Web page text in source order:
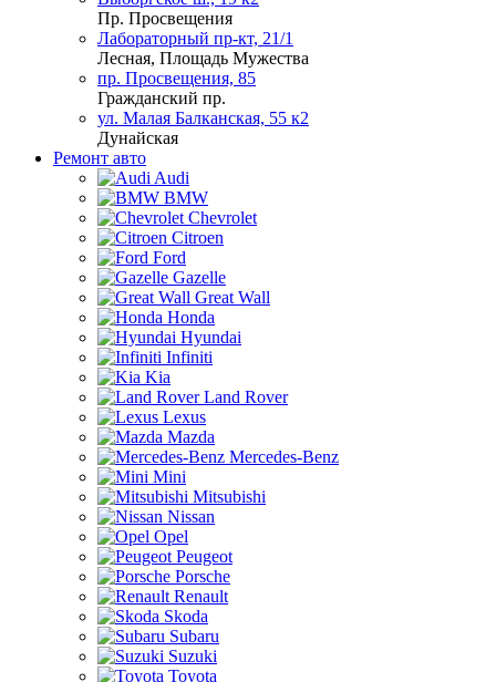
Пр. Просвещения
Лабораторный пр-кт, 21/1
Лесная, Площадь Мужества
пр. Просвещения, 85
Гражданский пр.
ул. Малая Балканская, 55 к2
Дунайская
Ремонт авто
Audi
BMW
Chevrolet
Citroen
Ford
Gazelle
Great Wall
Honda
Hyundai
Infiniti
Kia
Land Rover
Lexus
Mazda
Mercedes-Benz
Mini
Mitsubishi
Nissan
Opel
Peugeot
Porsche
Renault
Skoda
Subaru
Suzuki
Toyota